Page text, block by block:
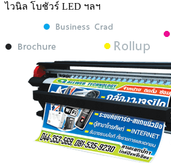
ไวนิล โบชัวร์ LED ฯลฯ